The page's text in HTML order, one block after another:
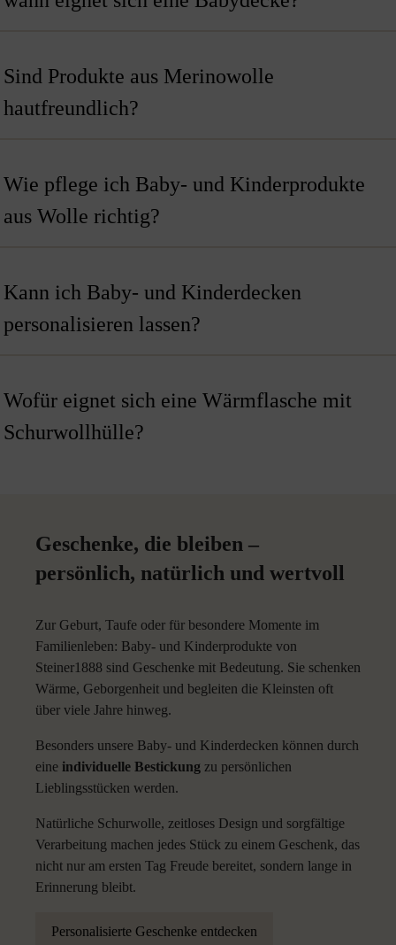
Sind Produkte aus Merinowolle
hautfreundlich?
Wie pflege ich Baby- und Kinderprodukte
aus Wolle richtig?
Kann ich Baby- und Kinderdecken
personalisieren lassen?
Wofür eignet sich eine Wärmflasche mit
Schurwollhülle?
Geschenke, die bleiben –
persönlich, natürlich und wertvoll
Zur Geburt, Taufe oder für besondere Momente im
Familienleben: Baby- und Kinderprodukte von
Steiner1888 sind Geschenke mit Bedeutung. Sie schenken
Wärme, Geborgenheit und begleiten die Kleinsten oft
über viele Jahre hinweg.
Besonders unsere Baby- und Kinderdecken können durch
eine individuelle Bestickung zu persönlichen
Lieblingsstücken werden.
Natürliche Schurwolle, zeitloses Design und sorgfältige
Verarbeitung machen jedes Stück zu einem Geschenk, das
nicht nur am ersten Tag Freude bereitet, sondern lange in
Erinnerung bleibt.
Personalisierte Geschenke entdecken